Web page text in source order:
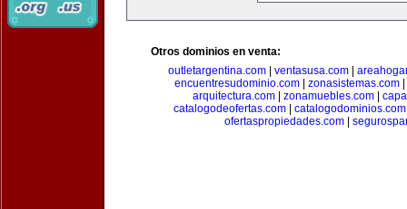
Otros dominios en venta:
outletargentina.com
ventasusa.com
encuentresudominio.com| zonasistemas.com|
arquitectura.com
zonamuebles.com
catalogodeofertas.com| catalogodominios.com
ofertaspropiedades.com|